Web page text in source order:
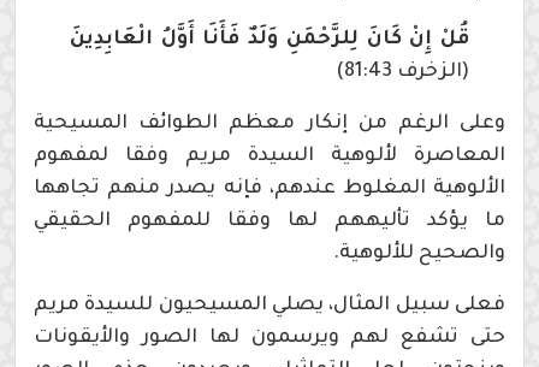
قُلْ إِنْ كَانَ لِلرَّحْمَنِ وَلَدٌ فَأَنَا أَوَّلُ الْعَابِدِينَ
(الزخرف 81:43)
وعلى الرغم من إنكار معظم الطوائف المسيحية
المعاصرة لألوهية السيدة مريم وفقا لمفهوم
الألوهية المغلوط عندهم، فإنه يصدر منهم تجاهها
ما يؤكد تأليههم لها وفقا للمفهوم الحقيقي
والصحيح للألوهية.
فعلى سبيل المثال، يصلي المسيحيون للسيدة مريم
حتى تشفع لهم ويرسمون لها الصور والأيقونات